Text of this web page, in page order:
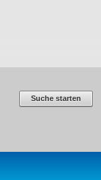
Suche starten